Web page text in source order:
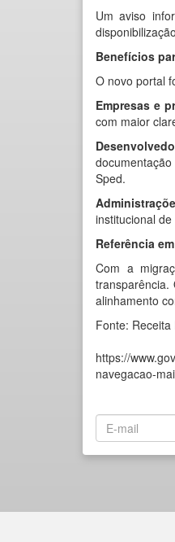
Um aviso
Benefícios
O novo portal
Empresas e
com maior
Sped.
institucional
Referência
Com a
alinhamento
Fonte: Receita
https://
navegacao-